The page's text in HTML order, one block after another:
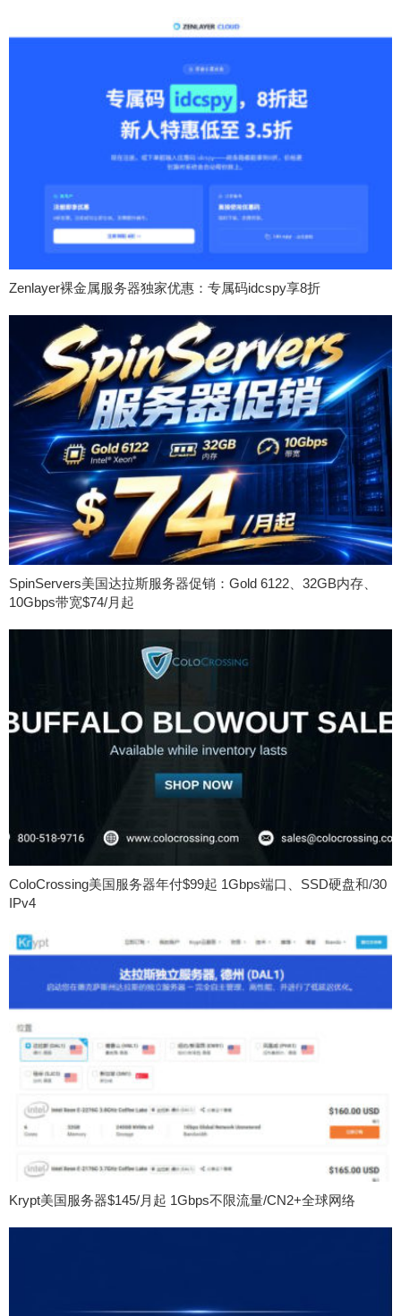
Zenlayer裸金属服务器独家优惠：专属码idcspy享8折
SpinServers美国达拉斯服务器促销：Gold 6122、32GB内存、
10Gbps带宽$74/月起
ColoCrossing美国服务器年付$99起 1Gbps端口、SSD硬盘和/30
IPv4
Krypt美国服务器$145/月起 1Gbps不限流量/CN2+全球网络